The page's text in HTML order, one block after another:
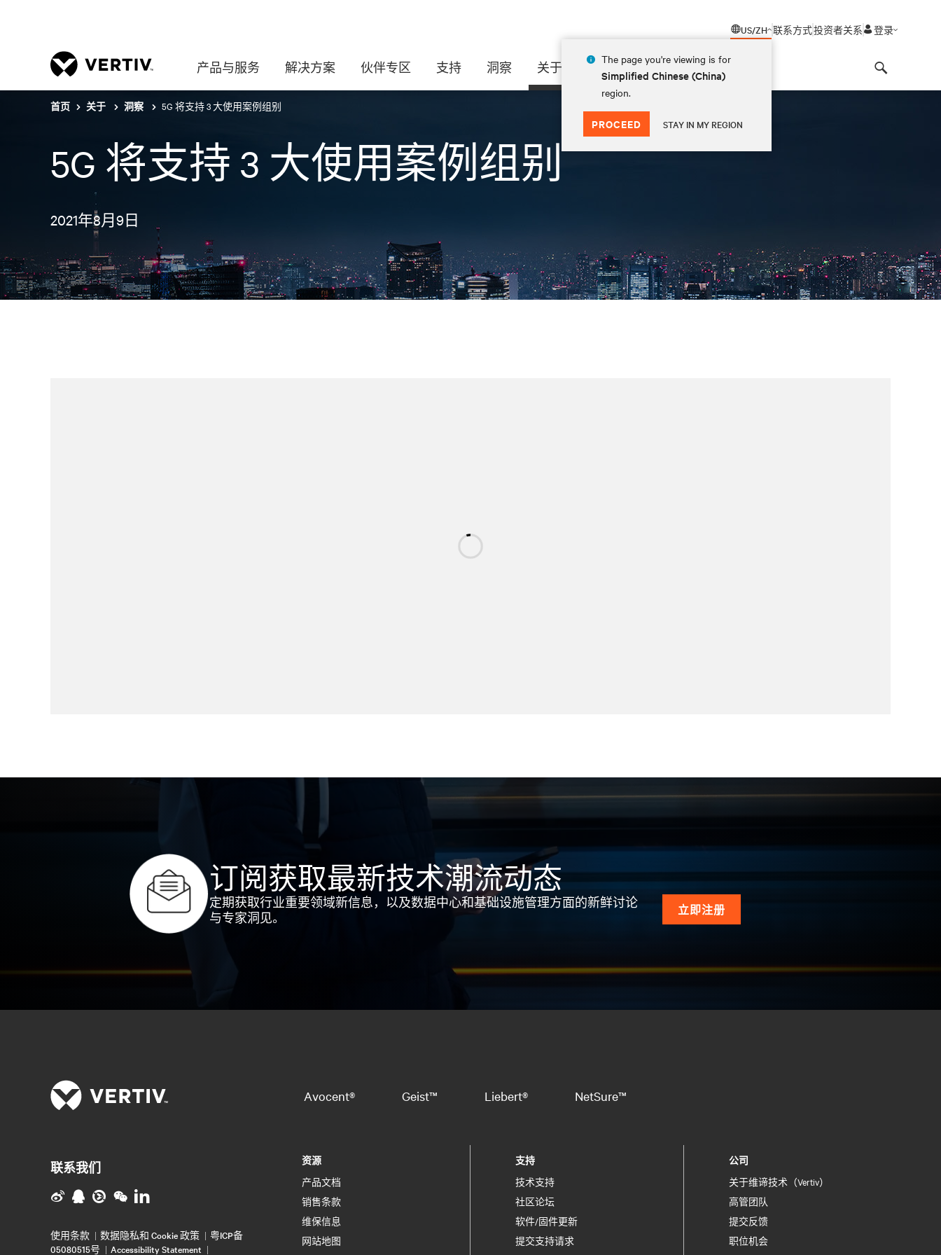
US/ZH
The page you're viewing is for
Simplified Chinese (China)
region.
PROCEED STAY IN MY REGION
联系方式投资者关系 登录
产品与服务 解决方案 伙伴专区 支持 洞察 关于
首页 关于 洞察 5G 将支持 3 大使用案例组别
5G 将支持 3 大使用案例组别
2021年8月9日
订阅获取最新技术潮流动态
定期获取行业重要领域新信息，以及数据中心和基础设施管理方面的新鲜讨论
与专家洞见。
立即注册
Avocent® Geist™ Liebert® NetSure™
资源
产品文档
销售条款
维保信息
网站地图
支持
技术支持
社区论坛
软件/固件更新
提交支持请求
公司
关于维谛技术（Vertiv）
高管团队
提交反馈
职位机会
联系我们
使用条款 数据隐私和 Cookie 政策
粤ICP备
05080515号
Accessibility Statement